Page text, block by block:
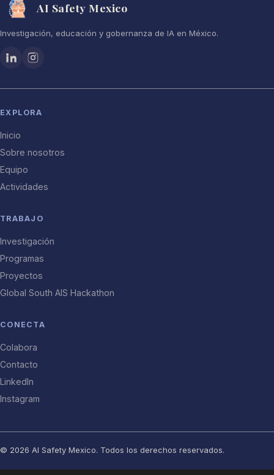
AI Safety Mexico
Investigación, educación y gobernanza de IA en México.
EXPLORA
Inicio
Sobre nosotros
Equipo
Actividades
TRABAJO
Investigación
Programas
Proyectos
Global South AIS Hackathon
CONECTA
Colabora
Contacto
LinkedIn
Instagram
© 2026 AI Safety Mexico. Todos los derechos reservados.